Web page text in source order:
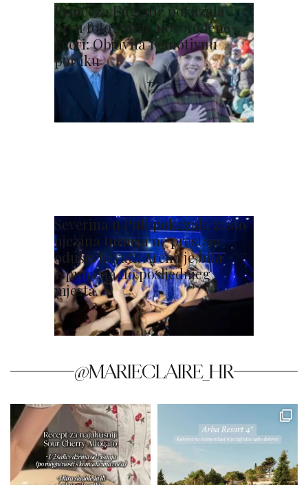
Princeza Eugenie pokazala
prvu fotografiju novorođene
kćeri: Objavila i emotivnu
poruku
Severina u Puli pokazala zašto
njezina turneja ne prestaje
oduševljavati: Arena je bila
ispunjena do posljednjeg
mjesta
@MARIECLAIRE_HR